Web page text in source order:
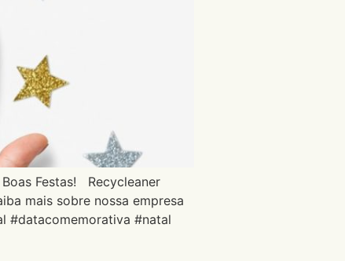
Festas! Recycleaner
mais sobre nossa empresa
#datacomemorativa #natal